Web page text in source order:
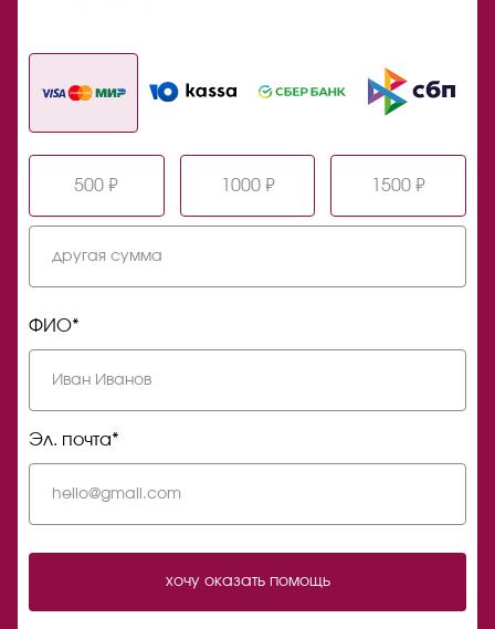
500 ₽ 1000 ₽ 1500 ₽
ФИО*
Эл. почта*
хочу оказать помощь